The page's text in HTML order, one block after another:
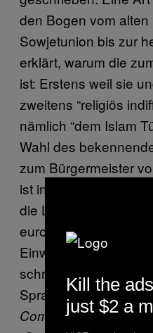
den Bogen vom
Sowjetunion bis zur
erklärt, warum die
ist: Erstens weil sie
zweitens “religiös
nämlich “dem Islam
Wahl des
zum Bürgermeister
ist in erster Linie
die London
europäische Stadt
Einwanderer
schreitet die
Sprache ist übrigens
Compact:Andere
Kill the
just $2 a